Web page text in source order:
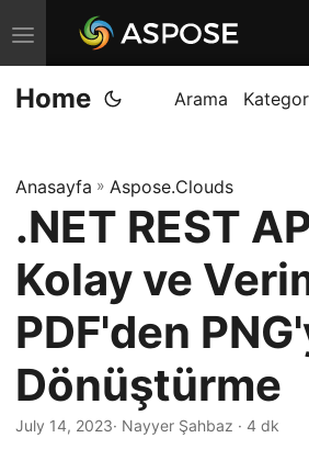
G
e
z
m
i
D
e
ğ
i
ş
Home Arama
Anasayfa » Aspose.Clouds
.NET REST
Kolay ve
PDF'den
Dönüştürme
July 14, 2023· Nayyer Şahbaz · 4 dk